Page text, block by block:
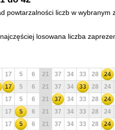
powtarzalności liczb w
losowana liczba
17 5 6 21 37 34 33 28 24
17 5 6 21 37 34 33 28 24
17 5 6 21 37 34 33 28 24
17 5 6 21 37 34 33 28 24
17 5 6 21 37 34 33 28 24